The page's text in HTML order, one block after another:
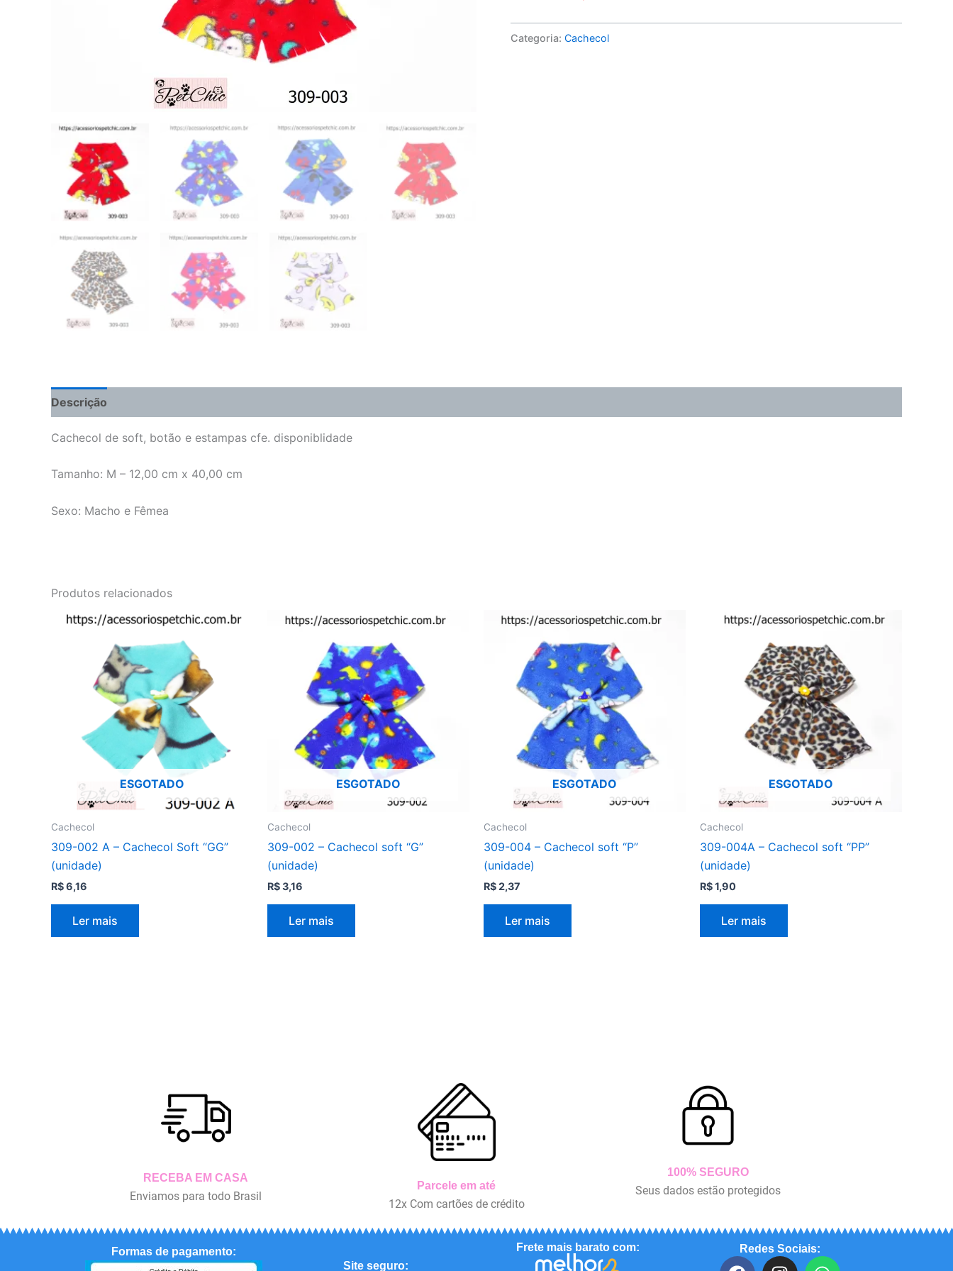
Categoria: Cachecol
Descrição
Cachecol de soft, botão e estampas cfe. disponiblidade
Tamanho: M – 12,00 cm x 40,00 cm
Sexo: Macho e Fêmea
Produtos relacionados
ESGOTADO
Cachecol
309-002 A – Cachecol Soft “GG”
(unidade)
R$6,16
Ler mais
ESGOTADO
Cachecol
309-002 – Cachecol soft “G”
(unidade)
R$3,16
Ler mais
ESGOTADO
Cachecol
309-004 – Cachecol soft “P”
(unidade)
R$2,37
Ler mais
ESGOTADO
Cachecol
309-004A – Cachecol soft “PP”
(unidade)
R$1,90
Ler mais
RECEBA EM CASA
Enviamos para todo Brasil
Parcele em até
12x Com cartões de crédito
100% SEGURO
Seus dados estão protegidos
Formas de pagamento:
Site seguro:
Frete mais barato com: Redes Sociais:
F I W